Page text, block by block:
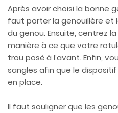
Après avoir choisi la bonne
faut porter la genouillère et
du genou. Ensuite, centrez
manière à ce que votre
trou posé à l’avant. Enfin,
sangles afin que le
en place.
Il faut souligner que les